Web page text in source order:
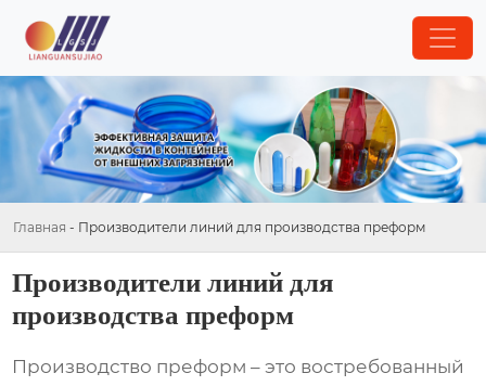
Главная - Производители линий для производства преформ
Производители линий для
производства преформ
Производство преформ – это востребованный